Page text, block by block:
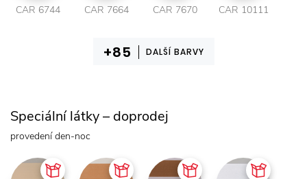
CAR 6744 CAR 7664 CAR 7670 CAR 10111
DALŠÍ BARVY
Speciální látky – doprodej
provedení den-noc